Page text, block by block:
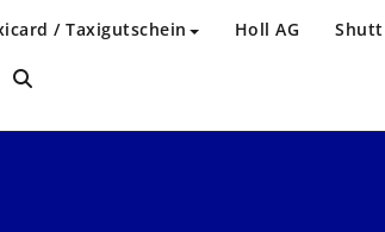
/ Taxigutschein Holl AG